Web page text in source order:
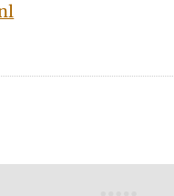
Mastodon